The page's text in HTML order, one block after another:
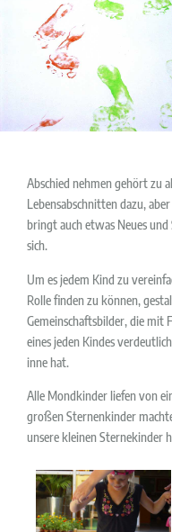
Abschied nehmen gehört zu
Lebensabschnitten dazu,
bringt auch etwas Neues
sich.
Um es jedem Kind zu
Rolle finden zu können,
Gemeinschaftsbilder, die mit
eines jeden Kindes
inne hat.
Alle Mondkinder liefen von
großen Sternenkinder
unsere kleinen Sternekinder